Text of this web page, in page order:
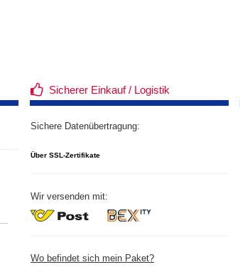
Sicherer Einkauf / Logistik
Sichere Datenübertragung:
Über SSL-Zertifikate
Wir versenden mit:
Wo befindet sich mein Paket?